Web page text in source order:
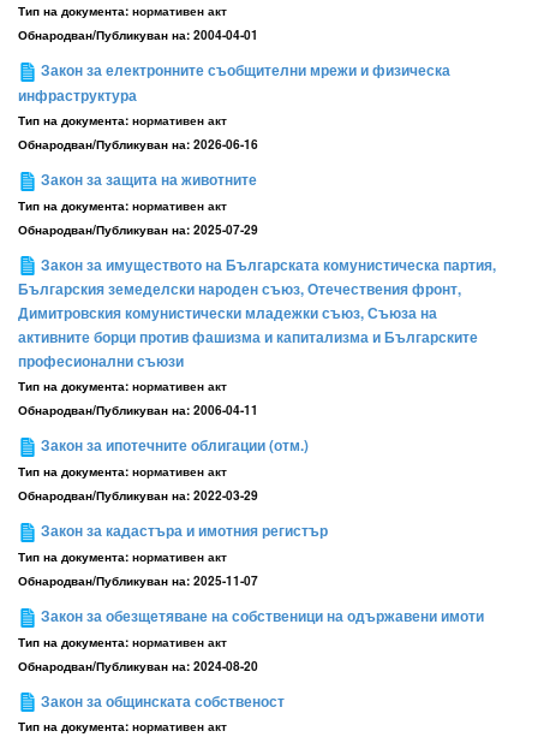
Тип на документа: нормативен акт
Обнародван/Публикуван на: 2004-04-01
Закон за електронните съобщителни мрежи и физическа
инфраструктура
Тип на документа: нормативен акт
Обнародван/Публикуван на: 2026-06-16
Закон за защита на животните
Тип на документа: нормативен акт
Обнародван/Публикуван на: 2025-07-29
Закон за имуществото на Българската комунистическа партия,
Българския земеделски народен съюз, Отечествения фронт,
Димитровския комунистически младежки съюз, Съюза на
активните борци против фашизма и капитализма и Българските
професионални съюзи
Тип на документа: нормативен акт
Обнародван/Публикуван на: 2006-04-11
Закон за ипотечните облигации (отм.)
Тип на документа: нормативен акт
Обнародван/Публикуван на: 2022-03-29
Закон за кадастъра и имотния регистър
Тип на документа: нормативен акт
Обнародван/Публикуван на: 2025-11-07
Закон за обезщетяване на собственици на одържавени имоти
Тип на документа: нормативен акт
Обнародван/Публикуван на: 2024-08-20
Закон за общинската собственост
Тип на документа: нормативен акт